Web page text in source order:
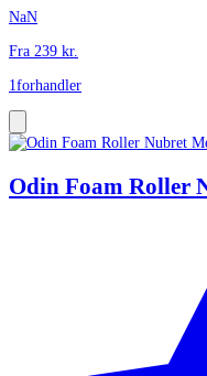
NaN
Fra 239 kr.
1forhandler
Odin Foam Roller